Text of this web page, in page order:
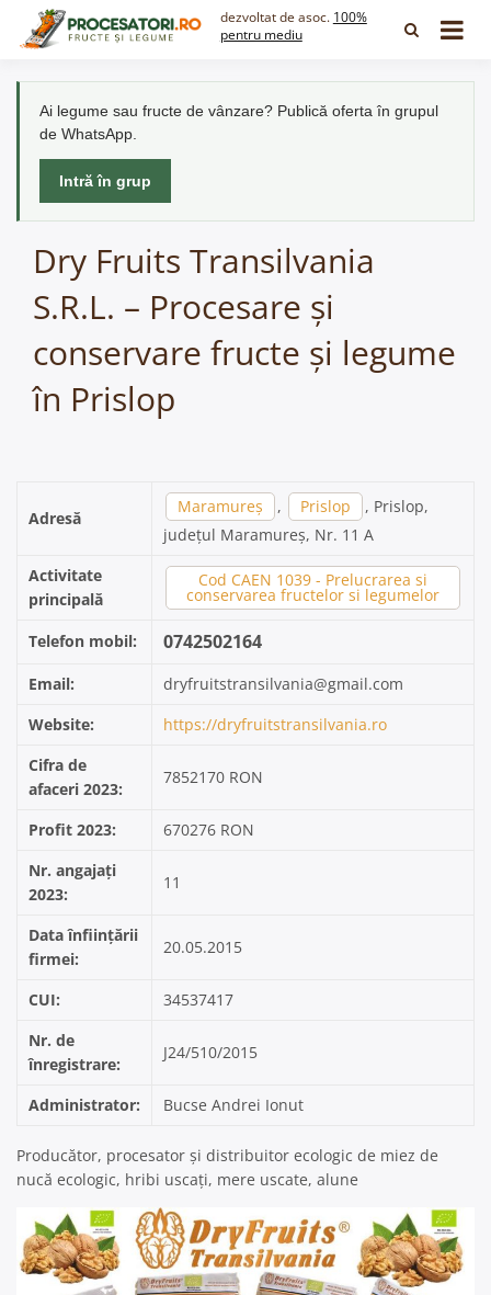
dezvoltat de asoc. 100%
pentru mediu
Ai legume sau fructe de vânzare? Publică oferta în grupul
de WhatsApp.
Intră în grup
Dry Fruits Transilvania
S.R.L. – Procesare și
conservare fructe și legume
în Prislop
Adresă
Maramureș , Prislop
, Prislop,
județul Maramureș, Nr. 11 A
Activitate
principală
Cod CAEN 1039 - Prelucrarea si
conservarea fructelor si legumelor
Telefon mobil: 0742502164
Email:
dryfruitstransilvania@gmail.com
Website:
https://dryfruitstransilvania.ro
Cifra de
afaceri 2023:
7852170 RON
Profit 2023:
670276 RON
Nr. angajați
2023:
11
Data înființării
firmei:
20.05.2015
CUI:
34537417
Nr. de
înregistrare:
J24/510/2015
Administrator: Bucse Andrei Ionut
Producător, procesator și distribuitor ecologic de miez de
nucă ecologic, hribi uscați, mere uscate, alune